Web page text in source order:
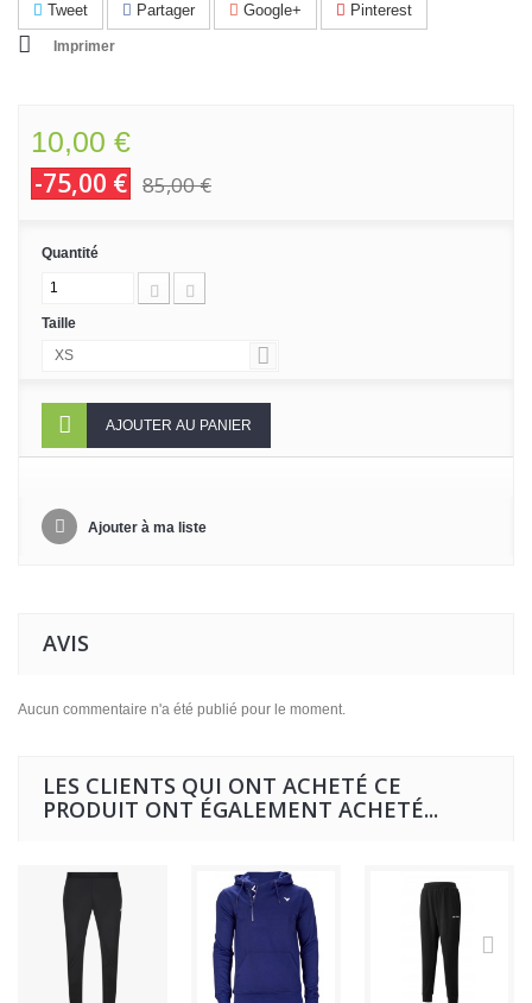
Tweet Partager Google+ Pinterest
Imprimer
10,00 €
-75,00 € 85,00 €
Quantité
Taille
XS
AJOUTER AU PANIER
Ajouter à ma liste
AVIS
Aucun commentaire n'a été publié pour le moment.
LES CLIENTS QUI ONT ACHETÉ CE
PRODUIT ONT ÉGALEMENT ACHETÉ...